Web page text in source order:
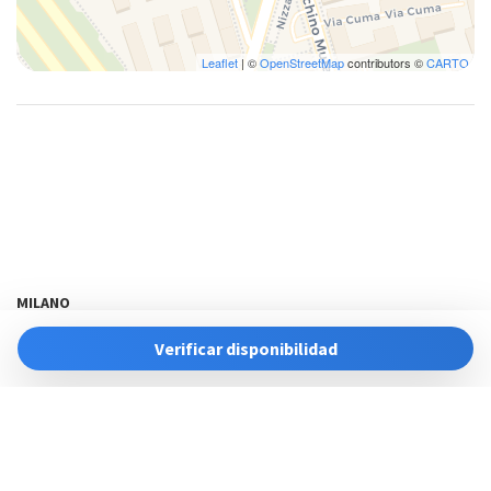
Leaflet | ©OpenStreetMapcontributors ©CARTO
Verificar disponibilidad
MILANO
ota@bluenesthome.it